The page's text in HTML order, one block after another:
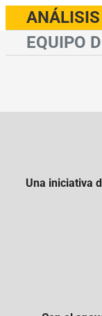
EQUIPO
Una iniciativa